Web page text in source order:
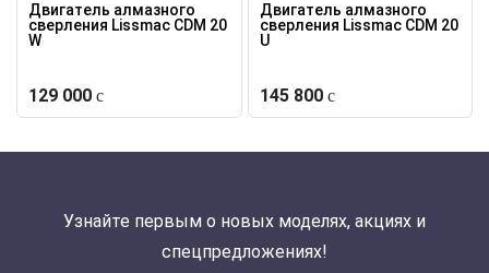
Двигатель алмазного
сверления Lissmac CDM 20
W
129 000
Двигатель алмазного
сверления Lissmac CDM 20
U
145 800
Узнайте первым о новых моделях, акциях и
спецпредложениях!